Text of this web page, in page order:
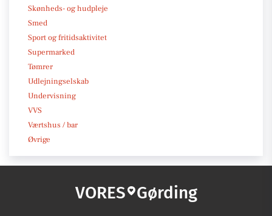
Skønheds- og hudpleje
Smed
Sport og fritidsaktivitet
Supermarked
Tømrer
Udlejningselskab
Undervisning
VVS
Værtshus / bar
Øvrige
VORES Gørding